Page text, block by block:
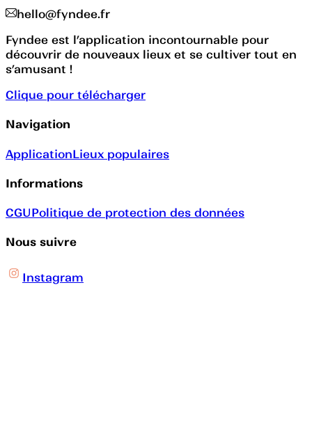
hello@fyndee.fr
Fyndee est l’application incontournable pour
découvrir de nouveaux lieux et se cultiver tout en
s’amusant !
Clique pour télécharger
Navigation
ApplicationLieux populaires
Informations
CGUPolitique de protection des données
Nous suivre
Instagram